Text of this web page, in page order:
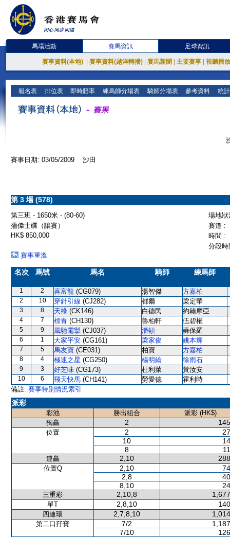
馬場活動 賽馬資訊 足球資訊
賽事資料(本地) 賽事資料(越洋轉播) 賽馬新聞 主要賽事 視聽播
報名表 排位表 即時賠率 練馬師分場表 騎師分場表 參考資料 統
賽事日期: 03/05/2009 沙田
第 3 場 (578)
第三班 - 1650米 - (80-60)
場地
蒲偉士碟（讓賽）
賽道 :
HK$ 850,000
時間 :
分段
賽事重溫
名次 馬號 馬名 騎師 練馬師
1 2 喜富龍 (CG079) 湯智傑 方嘉柏
2 10 穿針引線 (CJ282) 都爾 梁定華
3 8 天祿 (CK146) 白德民 約翰摩亞
4 7 標青 (CH130) 魯柏軒 伍碧權
5 9 風馳電掣 (CJ037) 潘頓 蘇保羅
6 1 大家平安 (CG161) 梁家俊 姚本輝
7 5 馬友寶 (CE031) 柏寶 方嘉柏
8 4 極速之星 (CG250) 楊明綸 徐雨石
9 3 好芝味 (CG173) 杜利萊 黃汝安
10 6 飛天快馬 (CH141) 勞愛德
霍利時
備註: 賽事特別情況索引
派彩
彩池 勝出組合
派彩 (HK$)
獨贏
2
位置 2
10
8
連贏 2,10
位置Q 2,10
2,8
8,10
三重彩 2,10,8
單T 2,8,10
四連環 2,7,8,10
第二口孖寶 7/2
7/10